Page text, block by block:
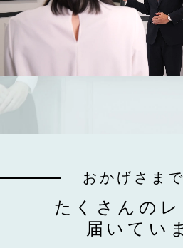
おかげさま
たくさんの
届いてい